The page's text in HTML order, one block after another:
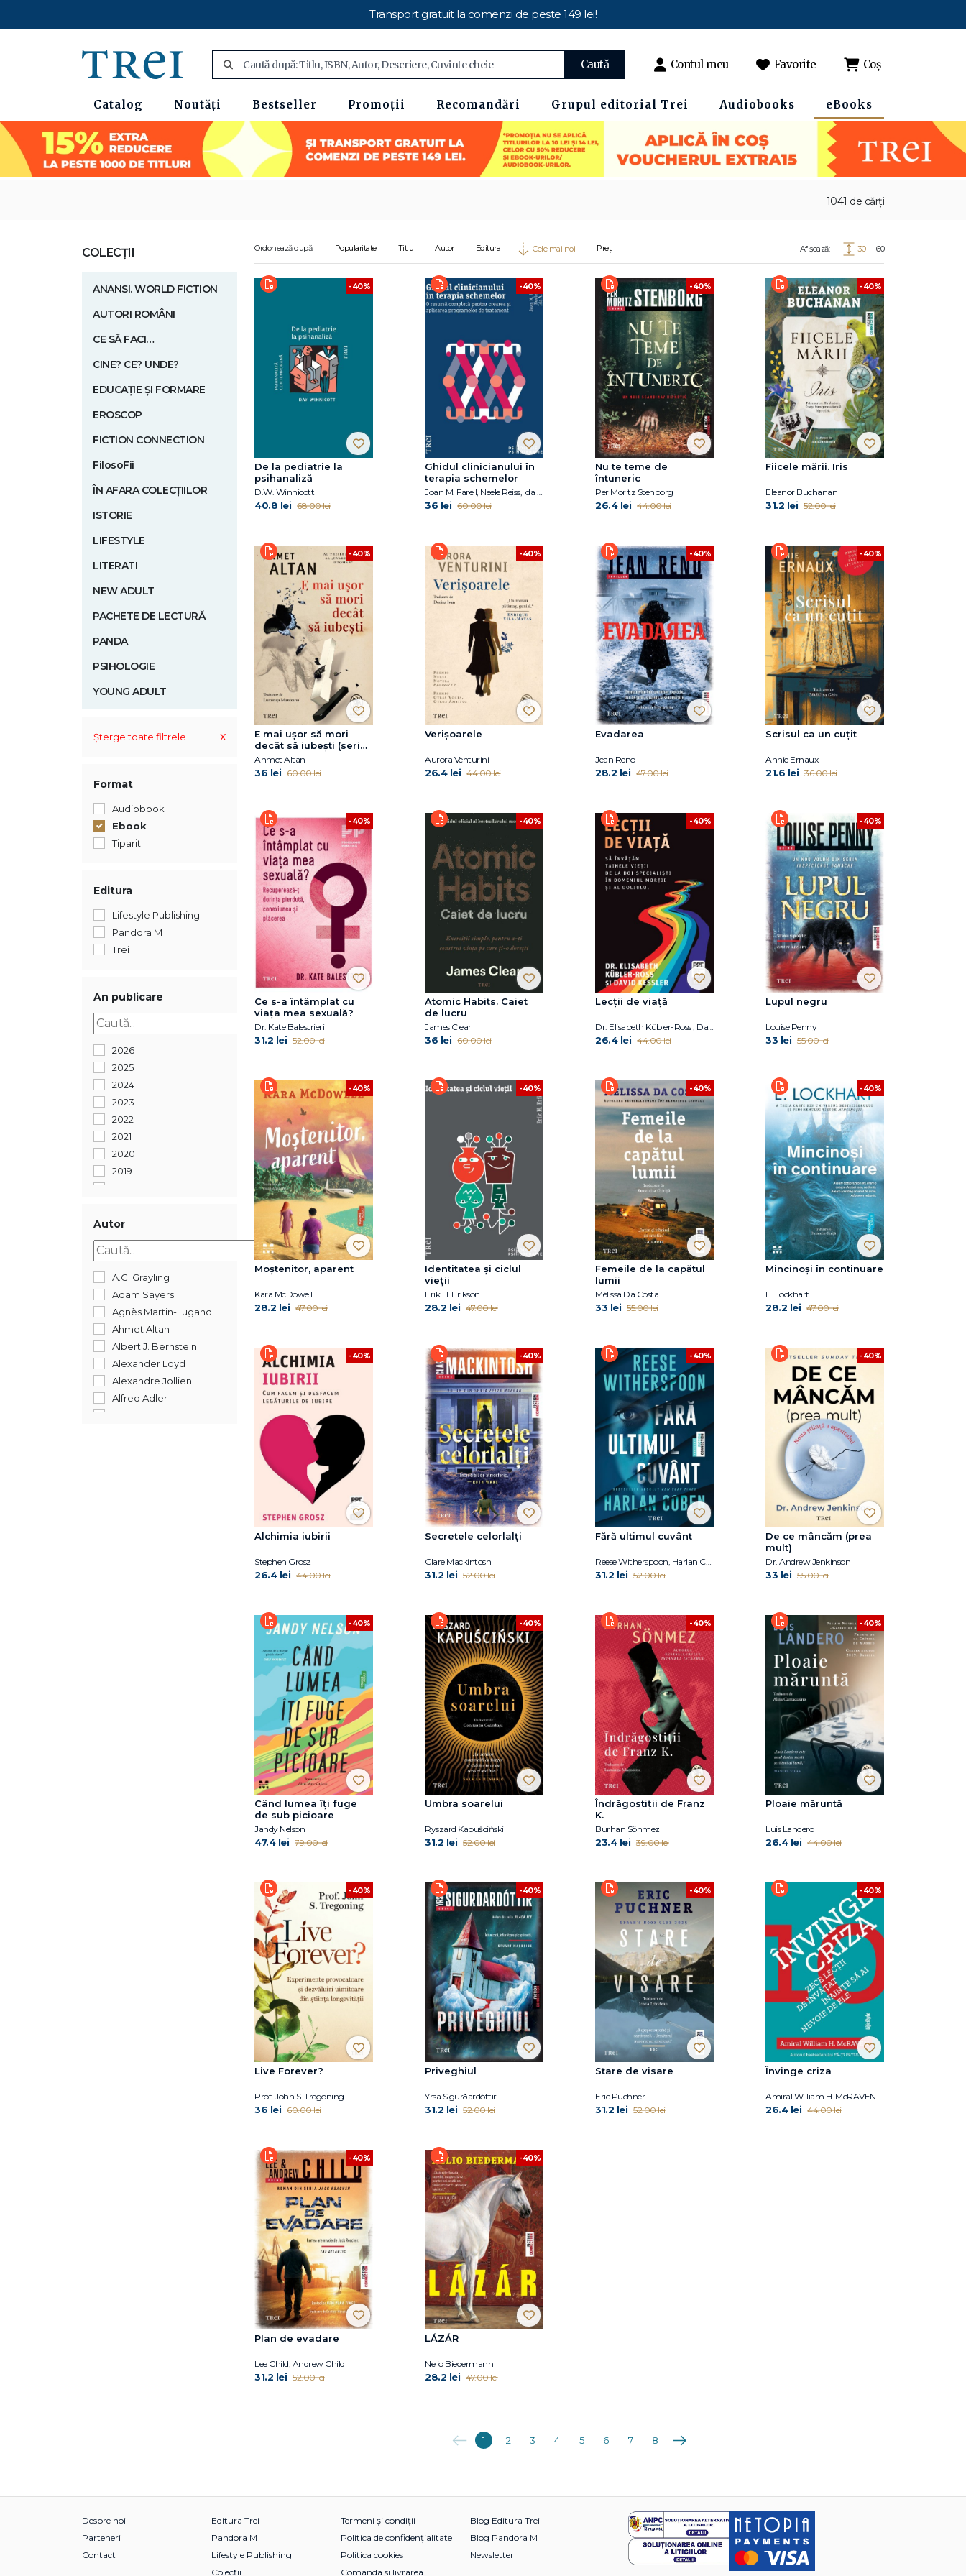
Transport gratuit la comenzi de peste 149 lei!
Caută Contul meu Favorite Coș
Catalog Noutăți Bestseller Promoții Recomandări Grupul editorial Trei Audiobooks eBooks
1041 de cărți
COLECȚII
ANANSI. WORLD FICTION
AUTORI ROMÂNI
CE SĂ FACI…
CINE? CE? UNDE?
EDUCAȚIE ȘI FORMARE
EROSCOP
FICTION CONNECTION
FilosoFii
ÎN AFARA COLECȚIILOR
ISTORIE
LIFESTYLE
LITERATI
NEW ADULT
PACHETE DE LECTURĂ
PANDA
PSIHOLOGIE
YOUNG ADULT
Șterge toate filtrele x
Format
Audiobook
Ebook
Tiparit
Editura
Lifestyle Publishing
Pandora M
Trei
An publicare
2026
2025
2024
2023
2022
2021
2020
2019
2016
2015
2014
2013
2012
2011
2010
2009
2008
2007
2006
2005
Autor
A.C. Grayling
Adam Sayers
Agnès Martin-Lugand
Ahmet Altan
Albert J. Bernstein
Alexander Loyd
Alexandre Jollien
Alfred Adler
Alice Oseman
Dan Popa
Dana Schwartz
David Lagercrantz
Ordonează după: Popularitate Titlu Autor Editura Cele mai noi Preț Afișează: 30 60
-40%
De la pediatrie la
psihanaliză
D.W. Winnicott
40.8 lei 68.00 lei
-40%
Ghidul clinicianului în
terapia schemelor
Joan M. Farell, Neele Reiss, Ida A.Show
36 lei 60.00 lei
-40%
Nu te teme de
întuneric
Per Moritz Stenborg
26.4 lei 44.00 lei
-40%
Fiicele mării. Iris
Eleanor Buchanan
31.2 lei 52.00 lei
-40%
E mai ușor să mori
decât să iubești (seria
Cvartetul Otoman,
vol.3)
Ahmet Altan
36 lei 60.00 lei
-40%
Verișoarele
Aurora Venturini
26.4 lei 44.00 lei
-40%
Evadarea
Jean Reno
28.2 lei 47.00 lei
-40%
Scrisul ca un cuțit
Annie Ernaux
21.6 lei 36.00 lei
-40%
Ce s-a întâmplat cu
viața mea sexuală?
Dr. Kate Balestrieri
31.2 lei 52.00 lei
-40%
Atomic Habits. Caiet
de lucru
James Clear
36 lei 60.00 lei
-40%
Lecții de viață
Dr. Elisabeth Kübler-Ross , David Kessler
26.4 lei 44.00 lei
-40%
Lupul negru
Louise Penny
33 lei 55.00 lei
-40%
Moștenitor, aparent
Kara McDowell
28.2 lei 47.00 lei
-40%
Identitatea și ciclul
vieții
Erik H. Erikson
28.2 lei 47.00 lei
-40%
Femeile de la capătul
lumii
Mélissa Da Costa
33 lei 55.00 lei
-40%
Mincinoși în continuare
E. Lockhart
28.2 lei 47.00 lei
-40%
Alchimia iubirii
Stephen Grosz
26.4 lei 44.00 lei
-40%
Secretele celorlalți
Clare Mackintosh
31.2 lei 52.00 lei
-40%
Fără ultimul cuvânt
Reese Witherspoon, Harlan Coben
31.2 lei 52.00 lei
-40%
De ce mâncăm (prea
mult)
Dr. Andrew Jenkinson
33 lei 55.00 lei
-40%
Când lumea îți fuge
de sub picioare
Jandy Nelson
47.4 lei 79.00 lei
-40%
Umbra soarelui
Ryszard Kapuściński
31.2 lei 52.00 lei
-40%
Îndrăgostiții de Franz
K.
Burhan Sönmez
23.4 lei 39.00 lei
-40%
Ploaie măruntă
Luis Landero
26.4 lei 44.00 lei
-40%
Live Forever?
Prof. John S. Tregoning
36 lei 60.00 lei
-40%
Priveghiul
Yrsa Sigurðardóttir
31.2 lei 52.00 lei
-40%
Stare de visare
Eric Puchner
31.2 lei 52.00 lei
-40%
Învinge criza
Amiral William H. McRAVEN
26.4 lei 44.00 lei
-40%
Plan de evadare
Lee Child, Andrew Child
31.2 lei 52.00 lei
-40%
LÁZÁR
Nelio Biedermann
28.2 lei 47.00 lei
Anterioara
1 2 3 4 5 6 7 8 Următoarea
Despre noi
Parteneri
Contact
Editura Trei
Pandora M
Lifestyle Publishing
Colecții
Termeni și condiții
Politica de confidențialitate
Politica cookies
Comanda si livrarea
Blog Editura Trei
Blog Pandora M
Newsletter